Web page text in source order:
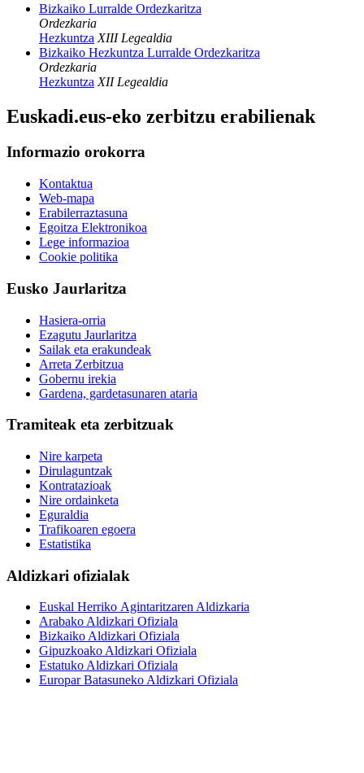
Bizkaiko Lurralde Ordezkaritza
Ordezkaria
Hezkuntza XIII Legealdia
Bizkaiko Hezkuntza Lurralde Ordezkaritza
Ordezkaria
Hezkuntza XII Legealdia
Euskadi.eus-eko zerbitzu erabilienak
Informazio orokorra
Kontaktua
Web-mapa
Erabilerraztasuna
Egoitza Elektronikoa
Lege informazioa
Cookie politika
Eusko Jaurlaritza
Hasiera-orria
Ezagutu Jaurlaritza
Sailak eta erakundeak
Arreta Zerbitzua
Gobernu irekia
Gardena, gardetasunaren ataria
Tramiteak eta zerbitzuak
Nire karpeta
Dirulaguntzak
Kontratazioak
Nire ordainketa
Eguraldia
Trafikoaren egoera
Estatistika
Aldizkari ofizialak
Euskal Herriko Agintaritzaren Aldizkaria
Arabako Aldizkari Ofiziala
Bizkaiko Aldizkari Ofiziala
Gipuzkoako Aldizkari Ofiziala
Estatuko Aldizkari Ofiziala
Europar Batasuneko Aldizkari Ofiziala